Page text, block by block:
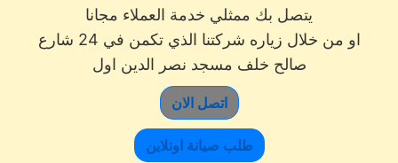
يتصل بك ممثلي خدمة العملاء مجانا
او من خلال زياره شركتنا الذي تكمن في 24 شارع
صالح خلف مسجد نصر الدين اول
اتصل الان
طلب صيانة اونلاين